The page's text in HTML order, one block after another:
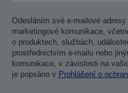
Odesláním své e-mailové
marketingové komunikace,
o produktech, službách,
prostřednictvím e-mailu nebo
komunikace, v závislosti na
je popsáno v Prohlášení o